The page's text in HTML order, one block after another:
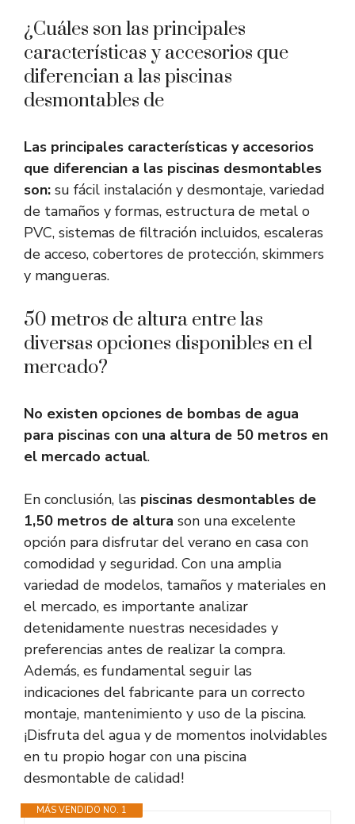
¿Cuáles son las principales
características y accesorios que
diferencian a las piscinas
desmontables de
Las principales características y accesorios
que diferencian a las piscinas desmontables
son: su fácil instalación y desmontaje, variedad
de tamaños y formas, estructura de metal o
PVC, sistemas de filtración incluidos, escaleras
de acceso, cobertores de protección, skimmers
y mangueras.
50 metros de altura entre las
diversas opciones disponibles en el
mercado?
No existen opciones de bombas de agua
para piscinas con una altura de 50 metros en
el mercado actual.
En conclusión, las piscinas desmontables de
1,50 metros de altura son una excelente
opción para disfrutar del verano en casa con
comodidad y seguridad. Con una amplia
variedad de modelos, tamaños y materiales en
el mercado, es importante analizar
detenidamente nuestras necesidades y
preferencias antes de realizar la compra.
Además, es fundamental seguir las
indicaciones del fabricante para un correcto
montaje, mantenimiento y uso de la piscina.
¡Disfruta del agua y de momentos inolvidables
en tu propio hogar con una piscina
desmontable de calidad!
MÁS VENDIDO NO. 1